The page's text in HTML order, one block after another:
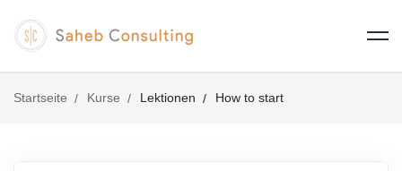
Startseite Kurse Lektionen How to start